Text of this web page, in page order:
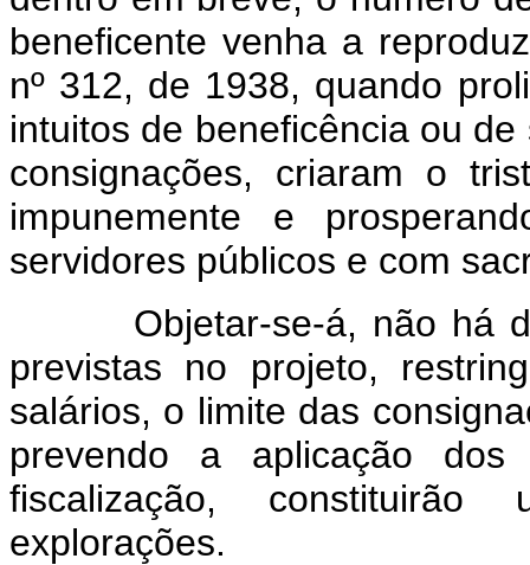
beneficente venha a
nº 312, de 1938, quando
intuitos de beneficência ou
consignações, criaram o
impunemente e
servidores públicos e com
Objetar-se-á, não há
previstas no projeto,
salários, o limite das
prevendo a aplicação
fiscalização,
explorações.